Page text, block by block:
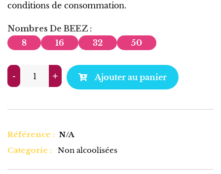
conditions de consommation.
Nombres De BEEZ
8
16 32 50
+
- +
- Ajouter au panier
Référence : N/A
Categorie :
Non alcoolisées